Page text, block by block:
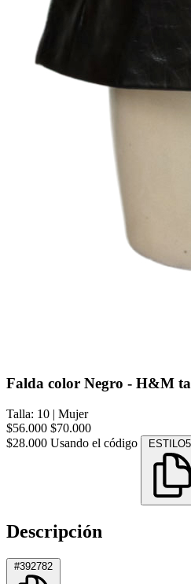
Falda color Negro - H&M
Talla: 10 | Mujer
$56.000 $70.000
$28.000 Usando el código
Descripción
#392782